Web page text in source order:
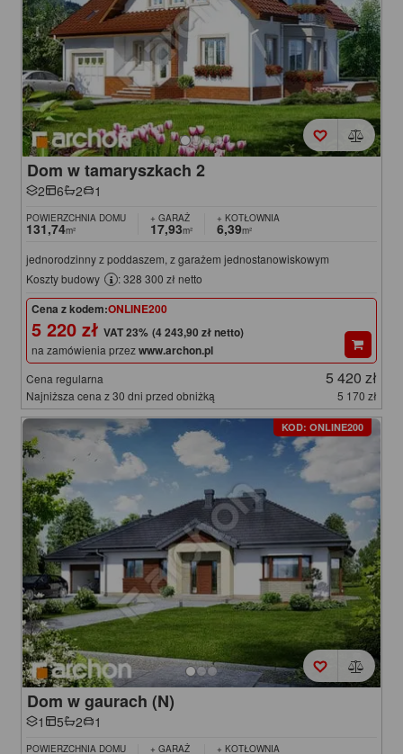
Dom w tamaryszkach 2
2 6 2 1
POWIERZCHNIA DOMU
131,74m²
+ GARAŻ
17,93m²
+ KOTŁOWNIA
6,39m²
jednorodzinny z poddaszem, z garażem jednostanowiskowym
Koszty budowy
: 328 300 zł netto
Cena z kodem:ONLINE200
5 220 zł (4 243,90 zł netto)
na zamówienia przezwww.archon.pl
Cena regularna 5 420 zł
Najniższa cena z 30 dni przed obniżką 5 170 zł
KOD: ONLINE200
Dom w gaurach (N)
1 5 2 1
POWIERZCHNIA DOMU + GARAŻ + KOTŁOWNIA